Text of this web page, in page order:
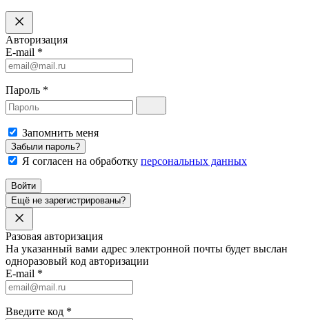
Авторизация
E-mail *
Пароль *
Запомнить меня
Забыли пароль?
Я согласен на обработку персональных данных
Войти
Ещё не зарегистрированы?
Разовая авторизация
На указанный вами адрес электронной почты будет выслан
одноразовый код авторизации
E-mail *
Введите код *